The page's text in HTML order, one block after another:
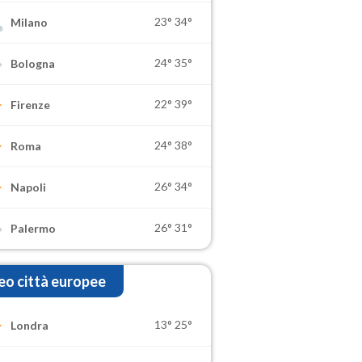
Milano 23° 34°
Bologna 24° 35°
Firenze 22° 39°
Roma 24° 38°
Napoli 26° 34°
Palermo 26° 31°
città europee
Londra 13° 25°